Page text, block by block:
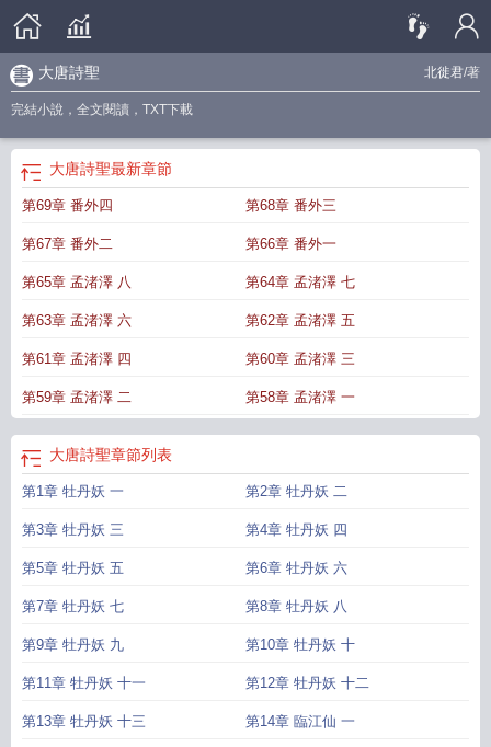
北徙君/著
大唐詩聖
完結小說，全文閱讀，TXT下載
大唐詩聖最新章節
第69章 番外四 第68章 番外三
第67章 番外二 第66章 番外一
第65章 孟渚澤 八 第64章 孟渚澤 七
第63章 孟渚澤 六 第62章 孟渚澤 五
第61章 孟渚澤 四 第60章 孟渚澤 三
第59章 孟渚澤 二 第58章 孟渚澤 一
大唐詩聖章節列表
第1章 牡丹妖 一 第2章 牡丹妖 二
第3章 牡丹妖 三 第4章 牡丹妖 四
第5章 牡丹妖 五 第6章 牡丹妖 六
第7章 牡丹妖 七 第8章 牡丹妖 八
第9章 牡丹妖 九 第10章 牡丹妖 十
第11章 牡丹妖 十一 第12章 牡丹妖 十二
第13章 牡丹妖 十三 第14章 臨江仙 一